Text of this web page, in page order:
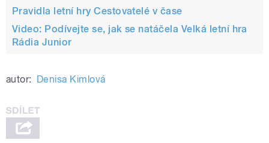
Pravidla letní hry Cestovatelé v čase
Video: Podívejte se, jak se natáčela Velká letní hra
Rádia Junior
autor: Denisa Kimlová